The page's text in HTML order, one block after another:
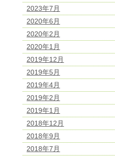
2023年7月
2020年6月
2020年2月
2020年1月
2019年12月
2019年5月
2019年4月
2019年2月
2019年1月
2018年12月
2018年9月
2018年7月